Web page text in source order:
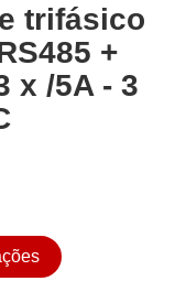
trifásico
+
x /5A - 3